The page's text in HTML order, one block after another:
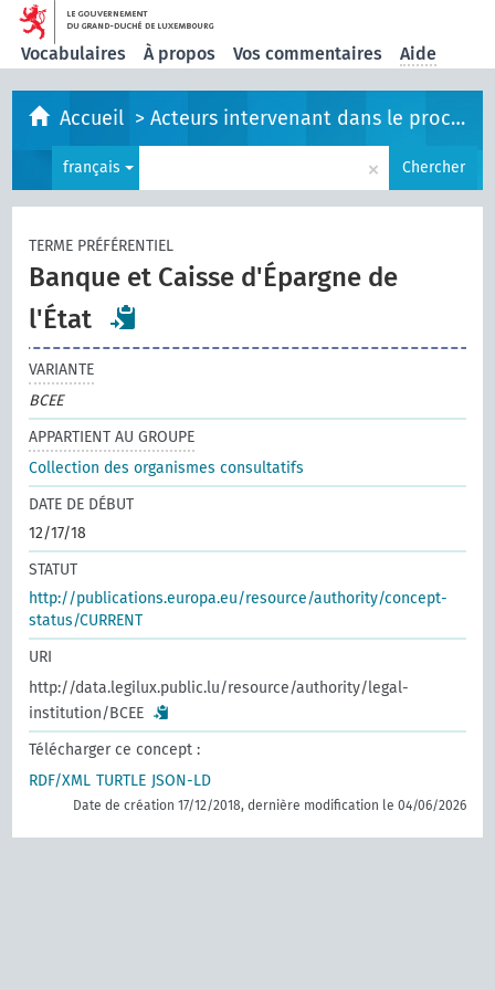
Vocabulaires À propos Vos commentaires Aide
Accueil >Acteurs intervenant dans le processus législatif
français × Chercher
TERME PRÉFÉRENTIEL
Banque et Caisse d'Épargne de
l'État
VARIANTE
BCEE
APPARTIENT AU GROUPE
Collection des organismes consultatifs
DATE DE DÉBUT
12/17/18
STATUT
http://publications.europa.eu/resource/authority/concept-
status/CURRENT
URI
http://data.legilux.public.lu/resource/authority/legal-
institution/BCEE
Télécharger ce concept :
RDF/XML TURTLE JSON-LD
Date de création 17/12/2018, dernière modification le 04/06/2026